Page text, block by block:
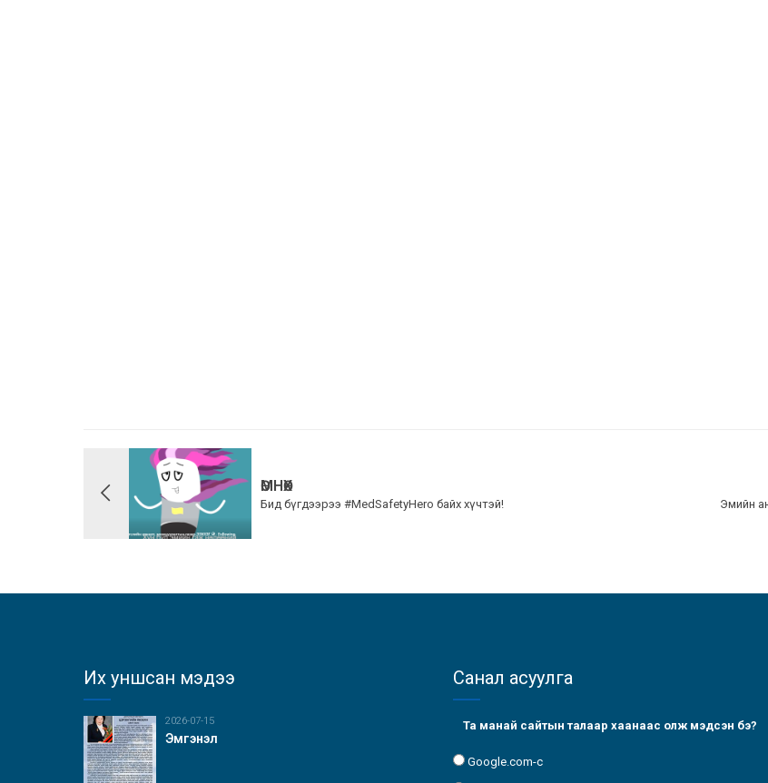
ӨМНӨХ
Бид бүгдээрээ #MedSafetyHero байх хүчтэй! Эмийн
Их уншсан мэдээ
2026-07-15
Эмгэнэл
Санал асуулга
Та манай сайтын талаар хаанаас олж мэдсэн бэ?
Google.com-с